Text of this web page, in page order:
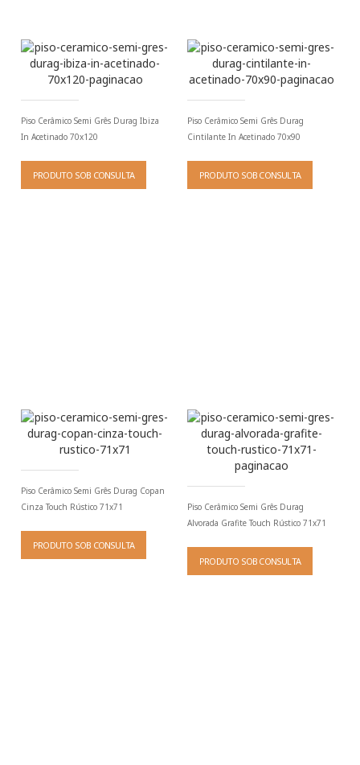
Piso Cerâmico Semi Grês Durag Ibiza
In Acetinado 70x120
PRODUTO SOB CONSULTA
Piso Cerâmico Semi Grês Durag
Cintilante In Acetinado 70x90
PRODUTO SOB CONSULTA
Piso Cerâmico Semi Grês Durag Copan
Cinza Touch Rústico 71x71
PRODUTO SOB CONSULTA
Piso Cerâmico Semi Grês Durag
Alvorada Grafite Touch Rústico 71x71
PRODUTO SOB CONSULTA